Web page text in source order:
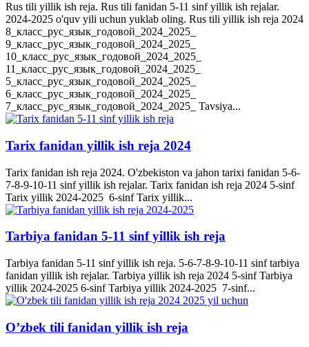
Rus tili yillik ish reja. Rus tili fanidan 5-11 sinf yillik ish rejalar.
2024-2025 o'quv yili uchun yuklab oling. Rus tili yillik ish reja 2024
8_класс_рус_язык_годовой_2024_2025_
9_класс_рус_язык_годовой_2024_2025_
10_класс_рус_язык_годовой_2024_2025_
11_класс_рус_язык_годовой_2024_2025_
5_класс_рус_язык_годовой_2024_2025_
6_класс_рус_язык_годовой_2024_2025_
7_класс_рус_язык_годовой_2024_2025_ Tavsiya...
Tarix fanidan yillik ish reja 2024
Tarix fanidan ish reja 2024. O'zbekiston va jahon tarixi fanidan 5-6-
7-8-9-10-11 sinf yillik ish rejalar. Tarix fanidan ish reja 2024 5-sinf
Tarix yillik 2024-2025 6-sinf Tarix yillik...
Tarbiya fanidan 5-11 sinf yillik ish reja
Tarbiya fanidan 5-11 sinf yillik ish reja. 5-6-7-8-9-10-11 sinf tarbiya
fanidan yillik ish rejalar. Tarbiya yillik ish reja 2024 5-sinf Tarbiya
yillik 2024-2025 6-sinf Tarbiya yillik 2024-2025 7-sinf...
O’zbek tili fanidan yillik ish reja